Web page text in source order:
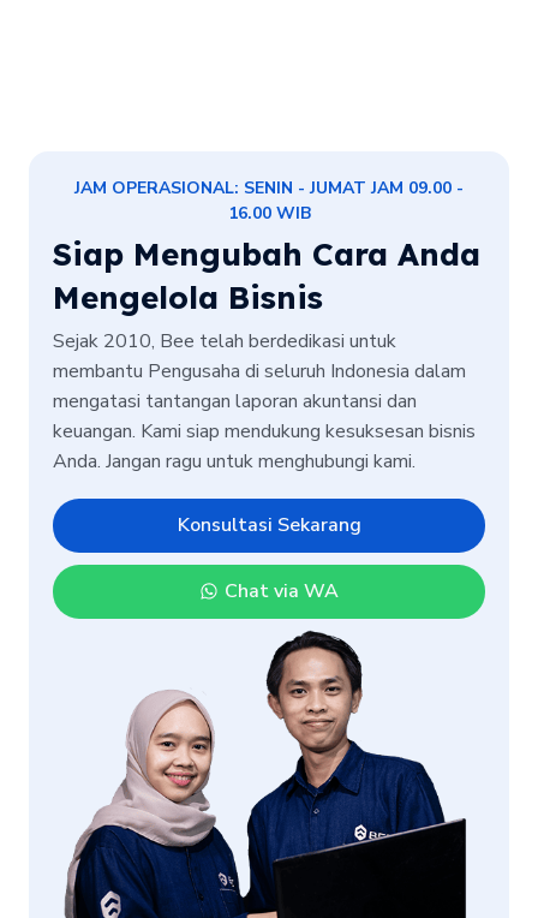
JAM OPERASIONAL: SENIN - JUMAT JAM 09.00 -
16.00 WIB
Siap Mengubah Cara Anda
Mengelola Bisnis
Sejak 2010, Bee telah berdedikasi untuk
membantu Pengusaha di seluruh Indonesia dalam
mengatasi tantangan laporan akuntansi dan
keuangan. Kami siap mendukung kesuksesan bisnis
Anda. Jangan ragu untuk menghubungi kami.
Konsultasi Sekarang
Chat via WA